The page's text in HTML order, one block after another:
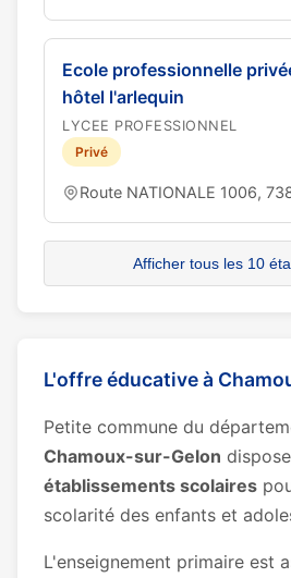
Ecole professionnelle
hôtel l'arlequin
LYCEE PROFESSIONNEL
Privé
Route NATIONALE 1006,
Afficher tous les 10
L'offre éducative à
Petite commune du
Chamoux-sur-Gelon
établissements scolaires
scolarité des enfants et
L'enseignement primaire est